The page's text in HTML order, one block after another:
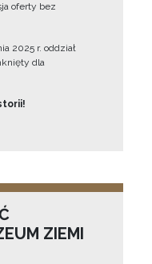
oferty bez
2025 r. oddział
dla
ZIEMI